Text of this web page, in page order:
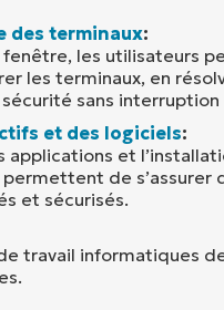
des terminaux:
fenêtre, les utilisateurs
les terminaux, en
sans interruption
et des logiciels:
et
de s’assurer
et sécurisés.
travail informatiques